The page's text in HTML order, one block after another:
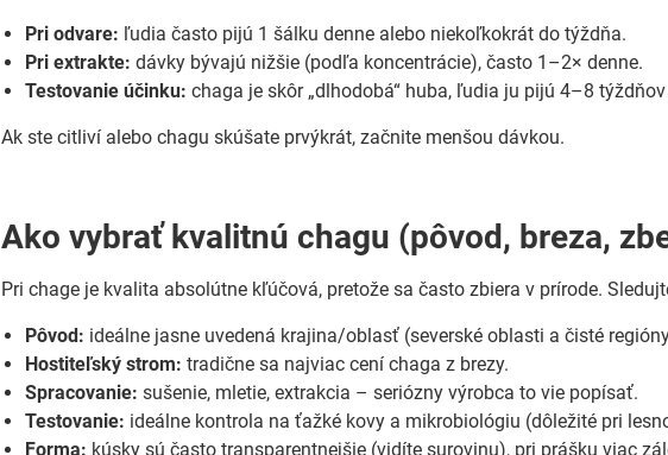
Pri odvare: ľudia často pijú 1 šálku denne alebo niekoľkokrát do týždňa.
Pri extrakte: dávky bývajú nižšie (podľa koncentrácie), často 1–2× denne.
Testovanie účinku: chaga je skôr „dlhodobá“ huba, ľudia ju pijú 4–8
Ak ste citliví alebo chagu skúšate prvýkrát, začnite menšou dávkou.
Ako vybrať kvalitnú chagu (pôvod, breza,
Pri chage je kvalita absolútne kľúčová, pretože sa často zbiera v prírode.
Pôvod: ideálne jasne uvedená krajina/oblasť (severské oblasti a čisté
Hostiteľský strom: tradične sa najviac cení chaga z brezy.
Spracovanie: sušenie, mletie, extrakcia – seriózny výrobca to vie popísať.
Testovanie: ideálne kontrola na ťažké kovy a mikrobiológiu (dôležité pri
Forma: kúsky sú často transparentnejšie (vidíte surovinu), pri prášku viac